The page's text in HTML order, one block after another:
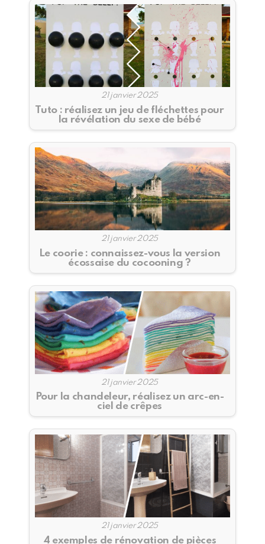
21 janvier 2025
Tuto : réalisez un jeu de fléchettes pour
la révélation du sexe de bébé
21 janvier 2025
Le coorie : connaissez-vous la version
écossaise du cocooning ?
21 janvier 2025
Pour la chandeleur, réalisez un arc-en-
ciel de crêpes
21 janvier 2025
4 exemples de rénovation de pièces